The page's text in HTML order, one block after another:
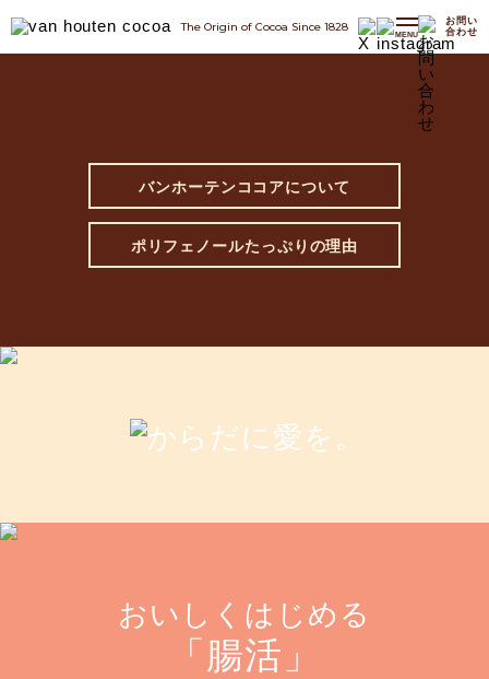
The Origin of Cocoa Since 1828
MENU
お問い
合わせ
バンホーテンココアについて
ポリフェノールたっぷりの理由
おいしくはじめる
「腸活」